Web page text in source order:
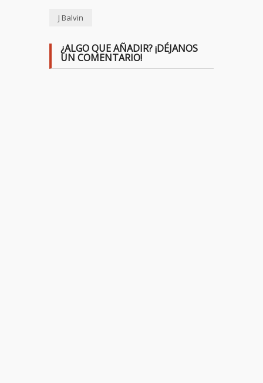
J Balvin
¿ALGO QUE AÑADIR? ¡DÉJANOS
UN COMENTARIO!